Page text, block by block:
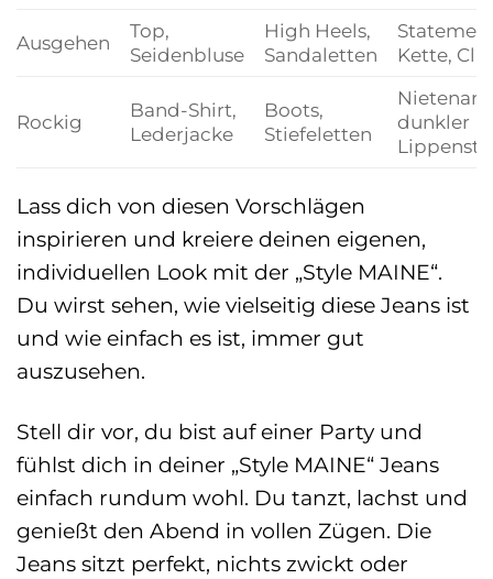
Ausgehen
Top,
Seidenbluse
High Heels,
Sandaletten
Kette,
Rockig
Band-Shirt,
Lederjacke
Boots,
Stiefeletten
dunkler
Lass dich von diesen Vorschlägen
inspirieren und kreiere deinen eigenen,
individuellen Look mit der „Style MAINE“.
Du wirst sehen, wie vielseitig diese Jeans ist
und wie einfach es ist, immer gut
auszusehen.
Stell dir vor, du bist auf einer Party und
fühlst dich in deiner „Style MAINE“ Jeans
einfach rundum wohl. Du tanzt, lachst und
genießt den Abend in vollen Zügen. Die
Jeans sitzt perfekt, nichts zwickt oder